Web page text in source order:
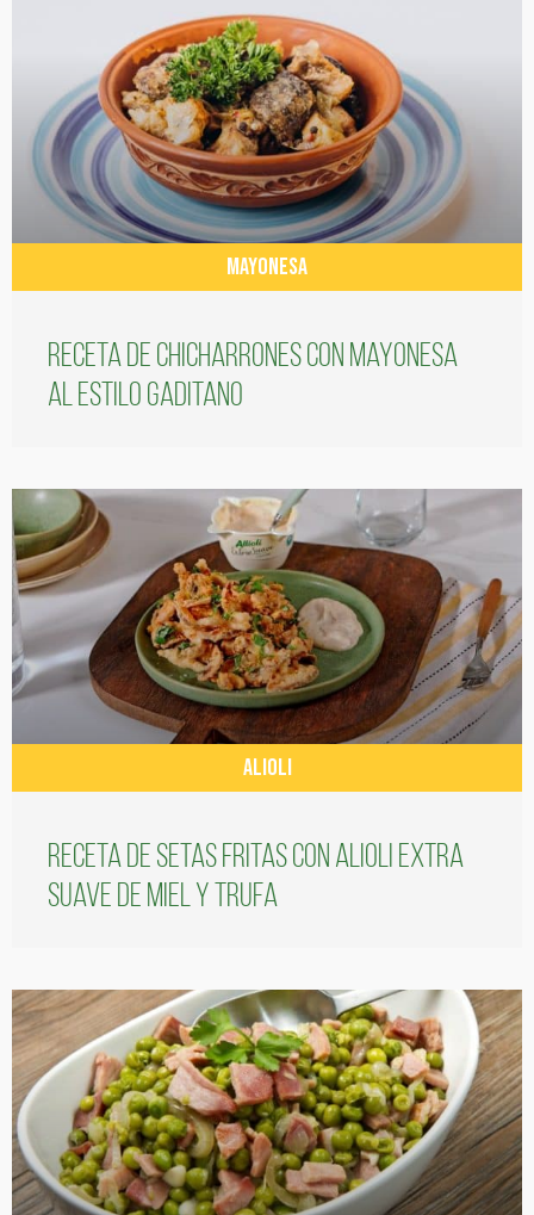
MAYONESA
Receta de chicharrones con mayonesa
al estilo gaditano
ALIOLI
Receta de setas fritas con alioli extra
suave de miel y trufa